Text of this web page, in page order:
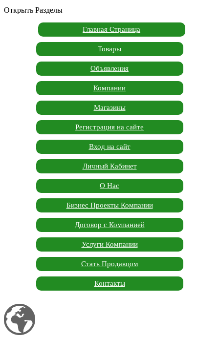
Открыть Разделы
Главная Страница
Товары
Объявления
Компании
Магазины
Регистрация на сайте
Вход на сайт
Личный Кабинет
О Нас
Бизнес Проекты Компании
Договор с Компанией
Услуги Компании
Стать Продавцом
Контакты